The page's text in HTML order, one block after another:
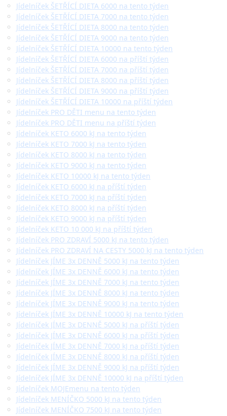
Jídelníček ŠETŘÍCÍ DIETA 6000 na tento týden
Jídelníček ŠETŘÍCÍ DIETA 7000 na tento týden
Jídelníček ŠETŘÍCÍ DIETA 8000 na tento týden
Jídelníček ŠETŘÍCÍ DIETA 9000 na tento týden
Jídelníček ŠETŘÍCÍ DIETA 10000 na tento týden
Jídelníček ŠETŘÍCÍ DIETA 6000 na příští týden
Jídelníček ŠETŘÍCÍ DIETA 7000 na příští týden
Jídelníček ŠETŘÍCÍ DIETA 8000 na příští týden
Jídelníček ŠETŘÍCÍ DIETA 9000 na příští týden
Jídelníček ŠETŘÍCÍ DIETA 10000 na příští týden
Jídelníček PRO DĚTI menu na tento týden
Jídelníček PRO DĚTI menu na příští týden
Jídelníček KETO 6000 kJ na tento týden
Jídelníček KETO 7000 kJ na tento týden
Jídelníček KETO 8000 kJ na tento týden
Jídelníček KETO 9000 kJ na tento týden
Jídelníček KETO 10000 kJ na tento týden
Jídelníček KETO 6000 kJ na příští týden
Jídelníček KETO 7000 kJ na příští týden
Jídelníček KETO 8000 kJ na příští týden
Jídelníček KETO 9000 kJ na příští týden
Jídelníček KETO 10 000 kJ na příští týden
Jídelníček PRO ZDRAVÍ 5000 kJ na tento týden
Jídelníček PRO ZDRAVÍ NA CESTY 5000 kJ na tento týden
Jídelníček JÍME 3x DENNĚ 5000 kJ na tento týden
Jídelníček JÍME 3x DENNĚ 6000 kJ na tento týden
Jídelníček JÍME 3x DENNĚ 7000 kJ na tento týden
Jídelníček JÍME 3x DENNĚ 8000 kJ na tento týden
Jídelníček JÍME 3x DENNĚ 9000 kJ na tento týden
Jídelníček JÍME 3x DENNĚ 10000 kJ na tento týden
Jídelníček JÍME 3x DENNĚ 5000 kJ na příští týden
Jídelníček JÍME 3x DENNĚ 6000 kJ na příští týden
Jídelníček JÍME 3x DENNĚ 7000 kJ na příští týden
Jídelníček JÍME 3x DENNĚ 8000 kJ na příští týden
Jídelníček JÍME 3x DENNĚ 9000 kJ na příští týden
Jídelníček JÍME 3x DENNĚ 10000 kJ na příští týden
Jídelníček MOJEmenu na tento týden
Jídelníček MENÍČKO 5000 kJ na tento týden
Jídelníček MENÍČKO 7500 kJ na tento týden